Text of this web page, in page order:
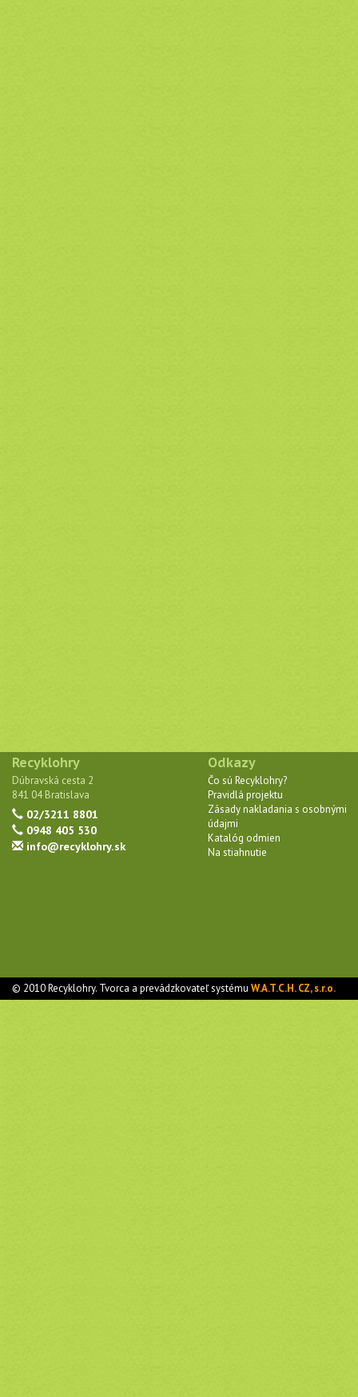
Recyklohry
Dúbravská cesta 2
841 04 Bratislava
02/3211 8801
0948 405 530
info@recyklohry.sk
Odkazy
Čo sú Recyklohry?
Pravidlá projektu
Zásady nakladania s osobnými
údajmi
Katalóg odmien
Na stiahnutie
© 2010 Recyklohry. Tvorca a prevádzkovateľ systémuW.A.T.C.H. CZ, s.r.o.